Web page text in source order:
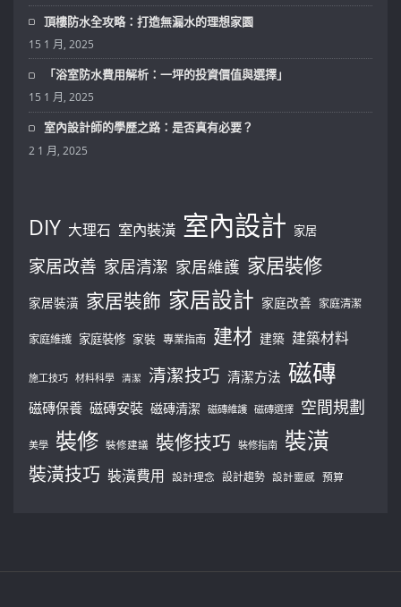
頂樓防水全攻略：打造無漏水的理想家園
15 1 月, 2025
「浴室防水費用解析：一坪的投資價值與選擇」
15 1 月, 2025
室內設計師的學歷之路：是否真有必要？
2 1 月, 2025
DIY 大理石 室內裝潢 室內設計 家居
家居改善 家居清潔 家居維護 家居裝修
家居裝潢 家居裝飾 家居設計 家庭改善 家庭清潔
家庭維護 家庭裝修 家裝 專業指南 建材 建築 建築材料
施工技巧 材料科學 清潔 清潔技巧 清潔方法 磁磚
磁磚保養 磁磚安裝 磁磚清潔 磁磚維護 磁磚選擇 空間規劃
美學 裝修 裝修建議 裝修技巧 裝修指南 裝潢
裝潢技巧 裝潢費用 設計理念 設計趨勢 設計靈感 預算